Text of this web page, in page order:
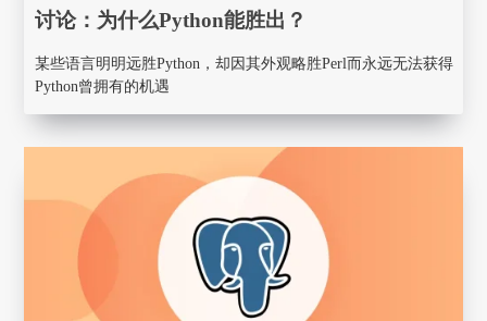
讨论：为什么Python能胜出？
某些语言明明远胜Python，却因其外观略胜Perl而永远无法获得
Python曾拥有的机遇